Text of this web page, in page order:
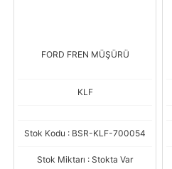
FORD FREN MÜŞÜRÜ
KLF
Stok Kodu : BSR-KLF-700054
Stok Miktarı : Stokta Var